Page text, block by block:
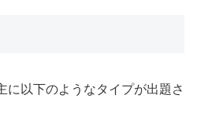
に以下のようなタイプが出題さ